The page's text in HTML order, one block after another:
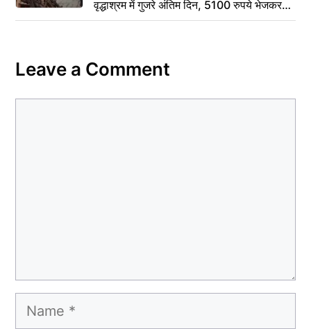
वृद्धाश्रम में गुजरे अंतिम दिन, 5100 रुपये भेजकर
कहा– अंतिम संस्कार कर दीजिए हम नहीं आ पाएंगे
Leave a Comment
Name